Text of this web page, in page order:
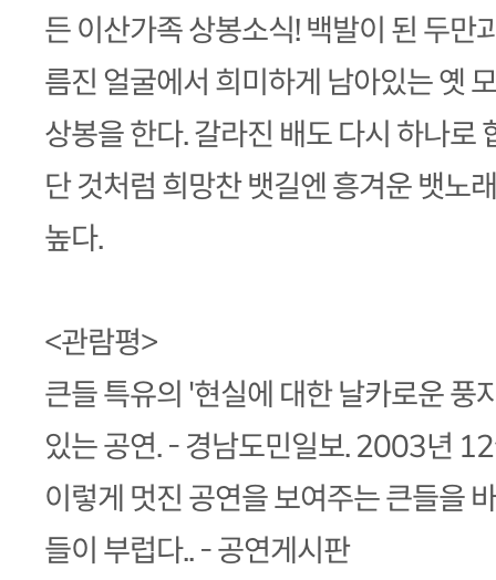
든 이산가족 상봉소식! 백발이 된 두만
름진 얼굴에서 희미하게 남아있는 옛
상봉을 한다. 갈라진 배도 다시 하나로
단 것처럼 희망찬 뱃길엔 흥겨운 뱃노
높다.
<관람평>
큰들 특유의 '현실에 대한 날카로운 풍
있는 공연. - 경남도민일보. 2003년
이렇게 멋진 공연을 보여주는 큰들을
들이 부럽다.. - 공연게시판